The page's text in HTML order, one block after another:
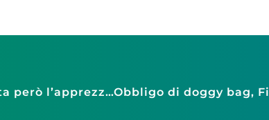
Saldi, la pioggia frena la partenza a Genova. Resta però l’apprezzamento per i negozi di vicinato